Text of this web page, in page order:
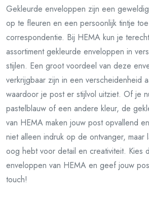
Gekleurde enveloppen zijn een
op te fleuren en een persoonlijk tintje
correspondentie. Bij HEMA kun je
assortiment gekleurde enveloppen in
stijlen. Een groot voordeel van deze
verkrijgbaar zijn in een verscheidenheid
waardoor je post er stijlvol uitziet. Of je
pastelblauw of een andere kleur, de
van HEMA maken jouw post opvallend
niet alleen indruk op de ontvanger, maar
oog hebt voor detail en creativiteit. Kies
enveloppen van HEMA en geef jouw
touch!